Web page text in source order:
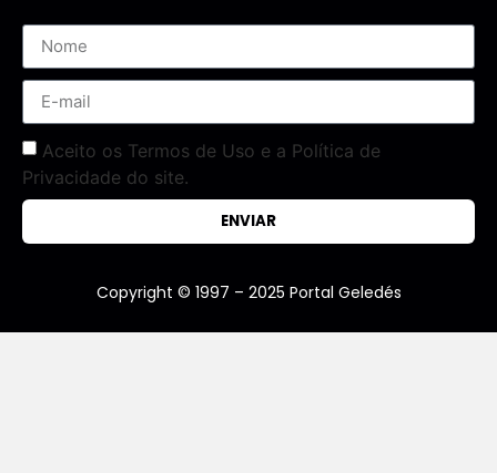
Aceito os Termos de Uso e a Política de
Privacidade do site.
ENVIAR
Copyright © 1997 – 2025 Portal Geledés